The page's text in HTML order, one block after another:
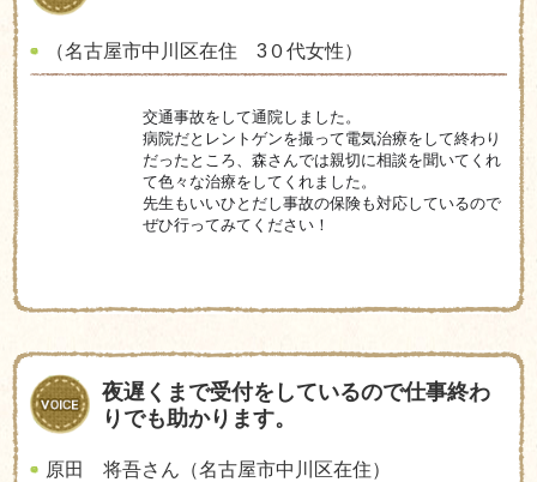
（名古屋市中川区在住 3０代女性）
交通事故をして通院しました。
病院だとレントゲンを撮って電気治療をして終わり
だったところ、森さんでは親切に相談を聞いてくれ
て色々な治療をしてくれました。
先生もいいひとだし事故の保険も対応しているので
ぜひ行ってみてください！
夜遅くまで受付をしているので仕事終わ
りでも助かります。
原田 将吾さん（名古屋市中川区在住）